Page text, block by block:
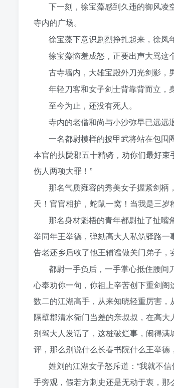
下一刻，徐宝藻感到久违的御风凌
寺内的广场。
徐宝藻下意识剧烈挣扎起来，徐凤
徐宝藻恼羞成怒，正要出声大骂这
古寺墙内，大雄宝殿外刀光剑影，
年轻刀客和女子剑士背靠背而立，
至今为止，还没有死人。
寺内的老僧和尚与小沙弥早已远远
一名都尉模样的披甲武将站在包围
本官的扶陇郡五十精骑，劝你们最好
伤人两项大罪！”
那名气质雍容的秀美女子握紧剑柄
天！官官相护，蛇鼠一窝！当我是三岁
那名身材魁梧的青年都尉扯了扯嘴
举同年王举德，弹劾高大人私筑驿路
告老还乡后收了他王辅谧做关门弟子，
都尉一手负后，一手掌心抵住腰间
心奉劝你一句，你祖上辛苦创下重剑
数二的江湖高手，从来知晓轻重厉害
隔壁郡清水衙门当差的亲叔叔，在高
别驾大人发话了，这桩破烂事，闹得
评，那么别说什么长春书院什么王举
姓刘的江湖女子怒斥道：“我就不
手旁观，假若方刺史还是无动于衷，